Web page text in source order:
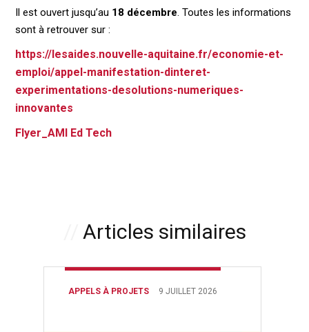
Il est ouvert jusqu’au 18 décembre. Toutes les informations
sont à retrouver sur :
https://lesaides.nouvelle-aquitaine.fr/economie-et-
emploi/appel-manifestation-dinteret-
experimentations-desolutions-numeriques-
innovantes
Flyer_AMI Ed Tech
Articles similaires
APPELS À PROJETS 9 JUILLET 2026